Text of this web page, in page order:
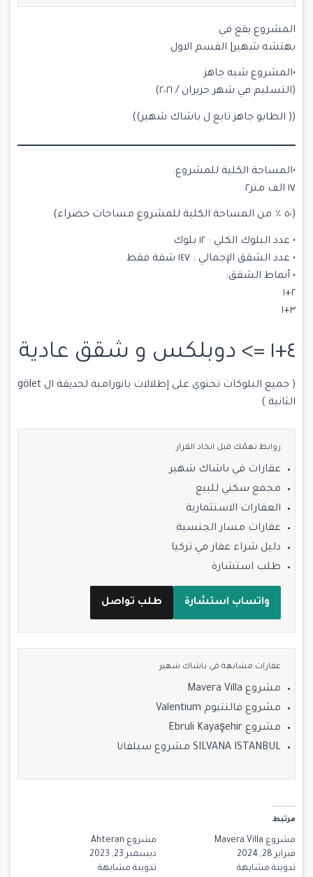
المشروع يقع في
بهتشه شهير| القسم الاول
•المشروع شبه جاهز
(التسليم في شهر حزيران / ٢٠٢١)
(( الطابو جاهز تابع ل باشاك شهير))
•المساحة الكلية للمشروع:
١٧ الف متر٢
(٥٠ ٪؜ من المساحة الكلية للمشروع مساحات خضراء)
• عدد البلوك الكلي : ١٢ بلوك
• عدد الشقق الإجمالي : ١٤٧ شقة فقط
• أنماط الشقق:
٢+١
٣+١
٤+١ => دوبلكس و شقق عادية
( جميع البلوكات تحتوي على إطلالات بانورامية لحديقة ال gölet
الثانية )
روابط تهمّك قبل اتخاذ القرار
عقارات في باشاك شهير
مجمع سكني للبيع
العقارات الاستثمارية
عقارات مسار الجنسية
دليل شراء عقار في تركيا
طلب استشارة
واتساب استشارة طلب تواصل
عقارات مشابهة في باشاك شهير
مشروع Mavera Villa
مشروع فالنتيوم Valentium
مشروع Ebruli Kayaşehir
SILVANA ISTANBUL مشروع سيلفانا
مرتبط
مشروع Mavera Villa
فبراير 28, 2024
تدوينة مشابهة
مشروع Ahteran
ديسمبر 23, 2023
تدوينة مشابهة